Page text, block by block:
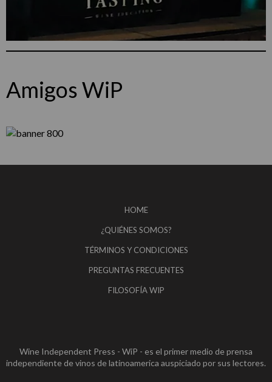
Amigos WiP
HOME
¿QUIÉNES SOMOS?
TÉRMINOS Y CONDICIONES
PREGUNTAS FRECUENTES
FILOSOFÍA WIP
Wine Independent Press - WiP - es el primer medio de prensa
independiente de vinos de latinoamerica auspiciado por sus lectores.